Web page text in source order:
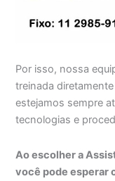
Por isso, nossa
treinada
estejamos sempre
tecnologias e
Ao escolher a
você pode esperar